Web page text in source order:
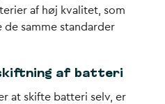
af høj kvalitet, som
samme standarder
af batteri
at skifte batteri selv, er